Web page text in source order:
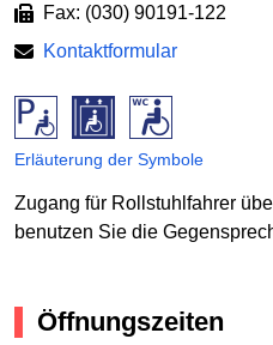
Fax: (030) 90191-122
Kontaktformular
Erläuterung der Symbole
Zugang für Rollstuhlfahrer
benutzen Sie die
Öffnungszeiten